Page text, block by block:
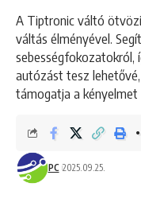
A Tiptronic váltó
váltás élményével.
sebességfokozatokról,
autózást tesz
támogatja a
PC 2025.09.25.